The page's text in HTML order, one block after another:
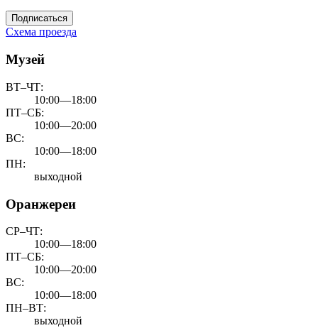
Подписаться
Схема проезда
Музей
ВТ–ЧТ:
10:00—18:00
ПТ–СБ:
10:00—20:00
ВС:
10:00—18:00
ПН:
выходной
Оранжереи
СР–ЧТ:
10:00—18:00
ПТ–СБ:
10:00—20:00
ВС:
10:00—18:00
ПН–ВТ:
выходной